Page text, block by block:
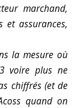
marchand,
et assurances,
la mesure où
voire plus ne
chiffrés (et de
quand on